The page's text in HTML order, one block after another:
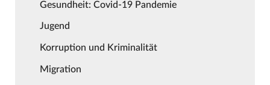
Gesundheit: Covid-19 Pandemie
Jugend
Korruption und Kriminalität
Migration